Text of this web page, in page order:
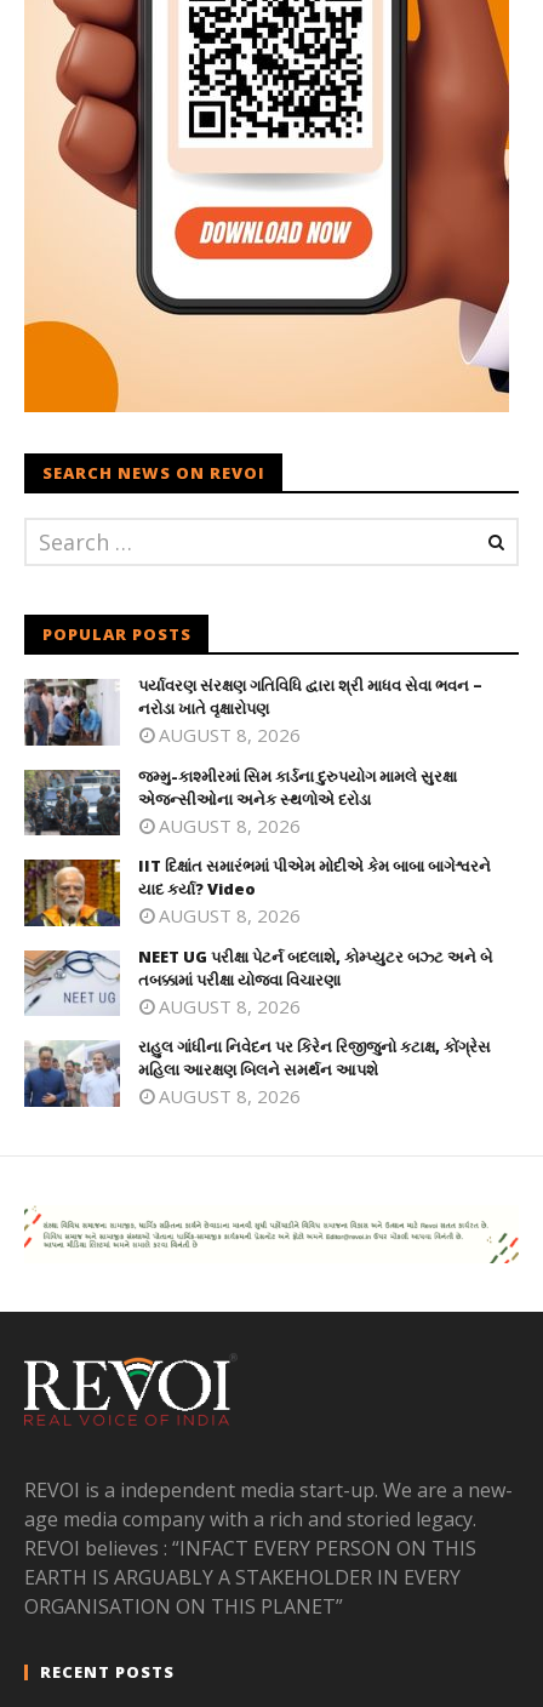
SEARCH NEWS ON REVOI
POPULAR POSTS
પર્યાવરણ સંરક્ષણ ગતિવિધિ દ્વારા શ્રી માધવ સેવા ભવન –
નરોડા ખાતે વૃક્ષારોપણ
AUGUST 8, 2026
જમ્મુ-કાશ્મીરમાં સિમ કાર્ડના દુરુપયોગ મામલે સુરક્ષા
એજન્સીઓના અનેક સ્થળોએ દરોડા
AUGUST 8, 2026
IIT દિક્ષાંત સમારંભમાં પીએમ મોદીએ કેમ બાબા બાગેશ્વરને
યાદ કર્યા? Video
AUGUST 8, 2026
NEET UG પરીક્ષા પેટર્ન બદલાશે, કોમ્પ્યુટર બઝ્ટ અને બે
તબક્કામાં પરીક્ષા યોજવા વિચારણા
AUGUST 8, 2026
રાહુલ ગાંધીના નિવેદન પર કિરેન રિજીજુનો કટાક્ષ, કોંગ્રેસ
મહિલા આરક્ષણ બિલને સમર્થન આપશે
AUGUST 8, 2026
REVOI is a independent media start-up. We are a new-
age media company with a rich and storied legacy.
REVOI believes : “INFACT EVERY PERSON ON THIS
EARTH IS ARGUABLY A STAKEHOLDER IN EVERY
ORGANISATION ON THIS PLANET”
RECENT POSTS